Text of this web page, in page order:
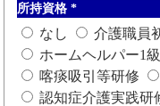
所持資格 *
なし 介護職員
ホームヘルパー1級
喀痰吸引等研修
認知症介護実践研